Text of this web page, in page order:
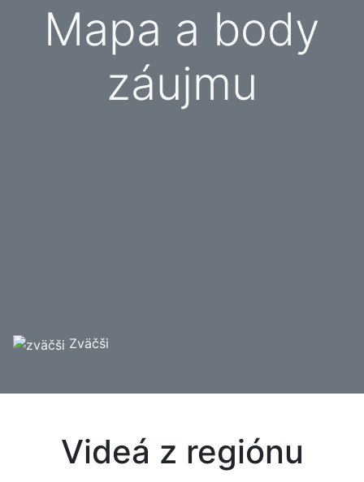
Mapa a body
záujmu
Zväčši
Videá z regiónu